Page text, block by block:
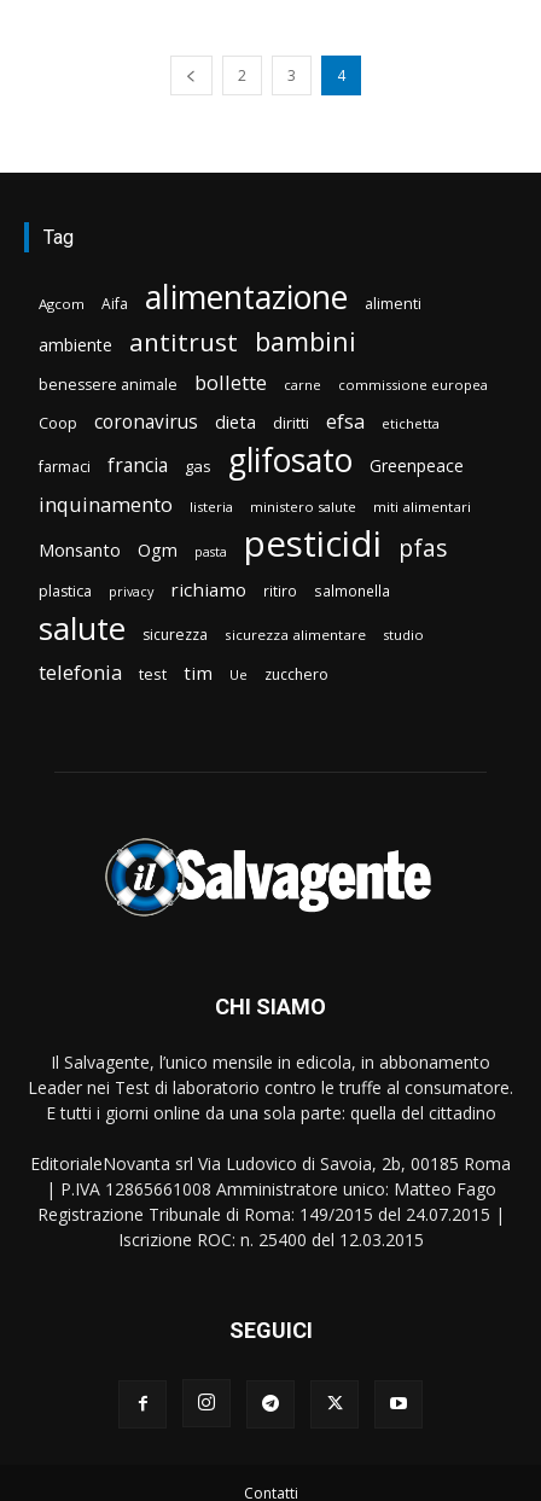
2 3 4
Tag
Agcom Aifa alimentazione alimenti
ambiente antitrust bambini
benessere animale bollette carne commissione europea
Coop coronavirus dieta diritti efsa etichetta
farmaci francia gas glifosato Greenpeace
inquinamento listeria ministero salute miti alimentari
Monsanto Ogm pasta pesticidi pfas
plastica privacy richiamo ritiro salmonella
salute sicurezza sicurezza alimentare studio
telefonia test tim Ue zucchero
CHI SIAMO
Il Salvagente, l’unico mensile in edicola, in abbonamento
Leader nei Test di laboratorio contro le truffe al consumatore.
E tutti i giorni online da una sola parte: quella del cittadino
EditorialeNovanta srl Via Ludovico di Savoia, 2b, 00185 Roma
| P.IVA 12865661008 Amministratore unico: Matteo Fago
Registrazione Tribunale di Roma: 149/2015 del 24.07.2015 |
Iscrizione ROC: n. 25400 del 12.03.2015
SEGUICI
Contatti